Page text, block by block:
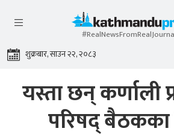
शुक्रबार, साउन २२, २०८३
यस्ता छन् कर्णाली
परिषद् बैठकका